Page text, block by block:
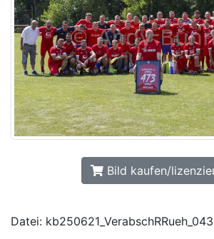
Bild kaufen/
Datei: